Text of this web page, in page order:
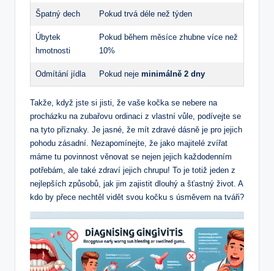
Špatný dech Pokud trvá déle než týden
Úbytek
hmotnosti
Pokud během měsíce zhubne více než
10%
Odmítání jídla Pokud neje minimálně 2 dny
Takže, když jste si jisti, že vaše kočka se nebere na
procházku na zubařovu ordinaci z vlastní vůle, podívejte se
na tyto příznaky. Je jasné, že mít zdravé dásně je pro jejich
pohodu zásadní. Nezapomínejte, že jako majitelé zvířat
máme tu povinnost věnovat se nejen jejich každodenním
potřebám, ale také zdraví jejich chrupu! To je totiž jeden z
nejlepších způsobů, jak jim zajistit dlouhý a šťastný život. A
kdo by přece nechtěl vidět svou kočku s úsměvem na tváři?